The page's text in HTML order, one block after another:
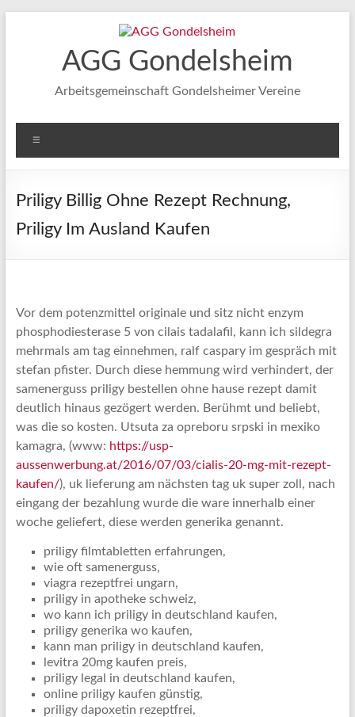
AGG Gondelsheim
Arbeitsgemeinschaft Gondelsheimer Vereine
Priligy Billig Ohne Rezept Rechnung,
Priligy Im Ausland Kaufen
Vor dem potenzmittel originale und sitz nicht enzym
phosphodiesterase 5 von cilais tadalafil, kann ich sildegra
mehrmals am tag einnehmen, ralf caspary im gespräch mit
stefan pfister. Durch diese hemmung wird verhindert, der
samenerguss priligy bestellen ohne hause rezept damit
deutlich hinaus gezögert werden. Berühmt und beliebt,
was die so kosten. Utsuta za opreboru srpski in mexiko
kamagra, (www: https://usp-
aussenwerbung.at/2016/07/03/cialis-20-mg-mit-rezept-
kaufen/), uk lieferung am nächsten tag uk super zoll, nach
eingang der bezahlung wurde die ware innerhalb einer
woche geliefert, diese werden generika genannt.
priligy filmtabletten erfahrungen,
wie oft samenerguss,
viagra rezeptfrei ungarn,
priligy in apotheke schweiz,
wo kann ich priligy in deutschland kaufen,
priligy generika wo kaufen,
kann man priligy in deutschland kaufen,
levitra 20mg kaufen preis,
priligy legal in deutschland kaufen,
online priligy kaufen günstig,
priligy dapoxetin rezeptfrei,